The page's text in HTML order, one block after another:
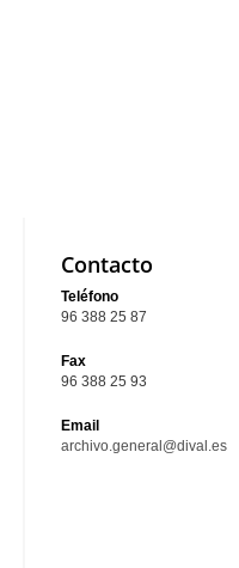
Contacto
Teléfono
96 388 25 87
Fax
96 388 25 93
Email
archivo.general@dival.es